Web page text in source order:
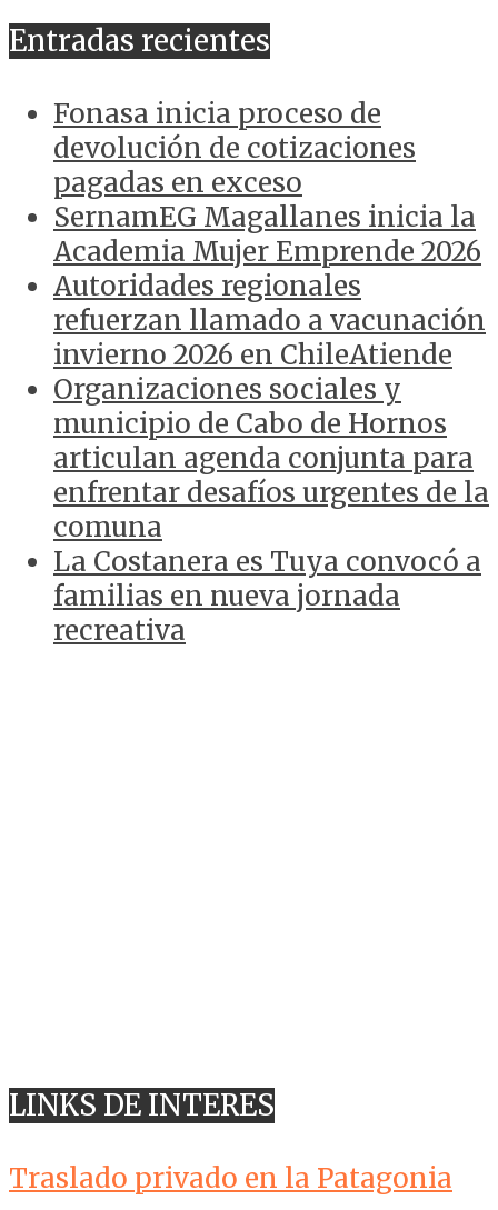
Entradas recientes
Fonasa inicia proceso de
devolución de cotizaciones
pagadas en exceso
SernamEG Magallanes inicia la
Academia Mujer Emprende 2026
Autoridades regionales
refuerzan llamado a vacunación
invierno 2026 en ChileAtiende
Organizaciones sociales y
municipio de Cabo de Hornos
articulan agenda conjunta para
enfrentar desafíos urgentes de la
comuna
La Costanera es Tuya convocó a
familias en nueva jornada
recreativa
LINKS DE INTERES
Traslado privado en la Patagonia